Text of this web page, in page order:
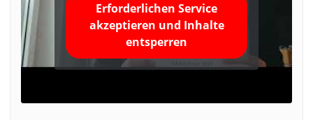
Erforderlichen Service
akzeptieren und Inhalte
entsperren